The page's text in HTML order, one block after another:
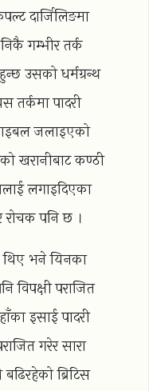
दार्जिलिङमा
गम्भीर तर्क
उसको धर्मग्रन्थ
तर्कमा पादरी
जलाइएको
खरानीबाट कण्ठी
लगाइदिएका
रोचक पनि छ ।
थिए भने यिनका
विपक्षी पराजित
इसाई पादरी
गरेर सारा
ब्रिटिस